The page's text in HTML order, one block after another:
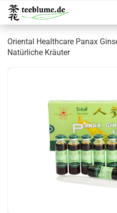
Oriental Healthcare Panax
Natürliche Kräuter